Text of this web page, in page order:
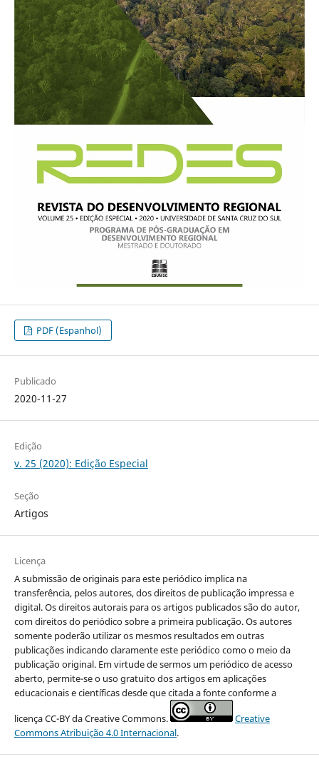
PDF (Espanhol)
Publicado
2020-11-27
Edição
v. 25 (2020): Edição Especial
Seção
Artigos
Licença
A submissão de originais para este periódico implica na
transferência, pelos autores, dos direitos de publicação impressa e
digital. Os direitos autorais para os artigos publicados são do autor,
com direitos do periódico sobre a primeira publicação. Os autores
somente poderão utilizar os mesmos resultados em outras
publicações indicando claramente este periódico como o meio da
publicação original. Em virtude de sermos um periódico de acesso
aberto, permite-se o uso gratuito dos artigos em aplicações
educacionais e científicas desde que citada a fonte conforme a
licença CC-BY da Creative Commons.
Creative
Commons Atribuição 4.0 Internacional.